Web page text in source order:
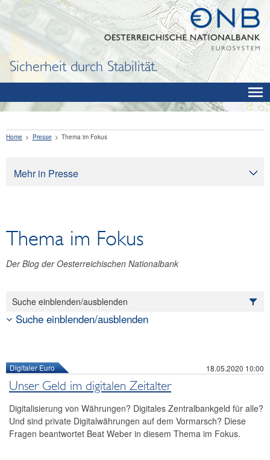
Sicherheit durch Stabilität.
Mehr in Presse
OeNB aktuell
OeNB-Podcast
Berichte
Infografiken
Home Presse Thema im Fokus
Thema im Fokus
Der Blog der Oesterreichischen Nationalbank
Suche einblenden/ausblenden
Suche einblenden/ausblenden
Digitaler Euro 18.05.2020 10:00
Unser Geld im digitalen Zeitalter
Digitalisierung von Währungen? Digitales Zentralbankgeld für alle?
Und sind private Digitalwährungen auf dem Vormarsch? Diese
Fragen beantwortet Beat Weber in diesem Thema im Fokus.